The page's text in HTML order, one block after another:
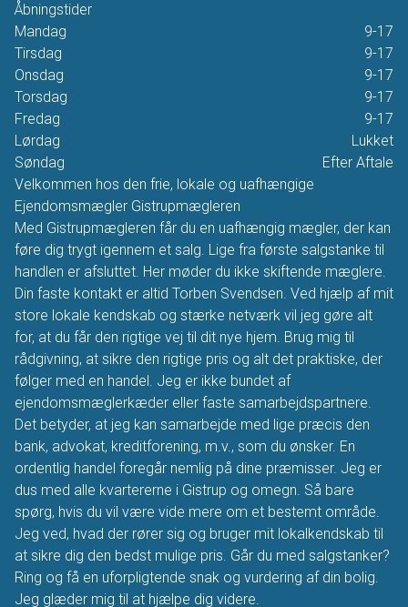
Åbningstider
Mandag
9-17
Tirsdag
9-17
Onsdag
9-17
Torsdag
9-17
Fredag
9-17
Lørdag
Lukket
Søndag
Efter Aftale
Velkommen hos den frie, lokale og uafhængige
Ejendomsmægler Gistrupmægleren
Med Gistrupmægleren får du en uafhængig mægler, der kan
føre dig trygt igennem et salg. Lige fra første salgstanke til
handlen er afsluttet. Her møder du ikke skiftende mæglere.
Din faste kontakt er altid Torben Svendsen. Ved hjælp af mit
store lokale kendskab og stærke netværk vil jeg gøre alt
for, at du får den rigtige vej til dit nye hjem. Brug mig til
rådgivning, at sikre den rigtige pris og alt det praktiske, der
følger med en handel. Jeg er ikke bundet af
ejendomsmæglerkæder eller faste samarbejdspartnere.
Det betyder, at jeg kan samarbejde med lige præcis den
bank, advokat, kreditforening, m.v., som du ønsker. En
ordentlig handel foregår nemlig på dine præmisser. Jeg er
dus med alle kvartererne i Gistrup og omegn. Så bare
spørg, hvis du vil være vide mere om et bestemt område.
Jeg ved, hvad der rører sig og bruger mit lokalkendskab til
at sikre dig den bedst mulige pris. Går du med salgstanker?
Ring og få en uforpligtende snak og vurdering af din bolig.
Jeg glæder mig til at hjælpe dig videre.